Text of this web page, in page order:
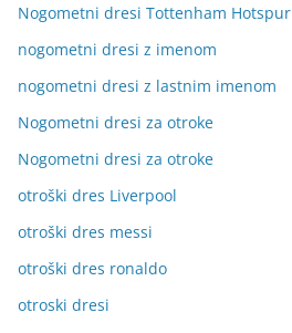
Nogometni dresi Tottenham Hotspur
nogometni dresi z imenom
nogometni dresi z lastnim imenom
Nogometni dresi za otroke
Nogometni dresi za otroke
otroški dres Liverpool
otroški dres messi
otroški dres ronaldo
otroski dresi